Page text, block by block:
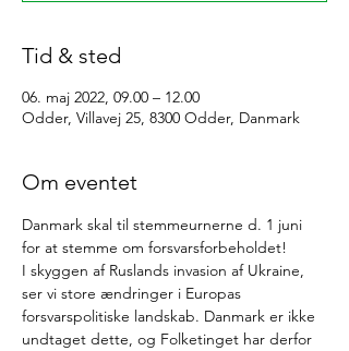
Tid & sted
06. maj 2022, 09.00 – 12.00
Odder, Villavej 25, 8300 Odder, Danmark
Om eventet
Danmark skal til stemmeurnerne d. 1 juni
for at stemme om forsvarsforbeholdet!
I skyggen af Ruslands invasion af Ukraine,
ser vi store ændringer i Europas
forsvarspolitiske landskab. Danmark er ikke
undtaget dette, og Folketinget har derfor